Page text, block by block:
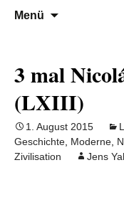
Al-Adala.de
Denn die
Menü
3 mal
(LXIII)
1. August 2015
Geschichte Moderne
Zivilisation
Jens